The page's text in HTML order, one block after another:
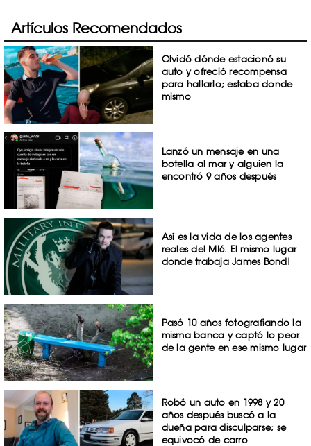
Artículos Recomendados
Olvidó dónde estacionó su
auto y ofreció recompensa
para hallarlo; estaba donde
mismo
Lanzó un mensaje en una
botella al mar y alguien la
encontró 9 años después
Así es la vida de los agentes
reales del MI6. El mismo lugar
donde trabaja James Bond!
Pasó 10 años fotografiando la
misma banca y captó lo peor
de la gente en ese mismo lugar
Robó un auto en 1998 y 20
años después buscó a la
dueña para disculparse; se
equivocó de carro